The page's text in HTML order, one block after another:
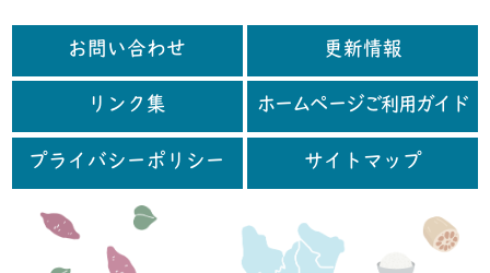
お問い合わせ 更新情報
リンク集 ホームページご利用ガイド
プライバシーポリシー サイトマップ